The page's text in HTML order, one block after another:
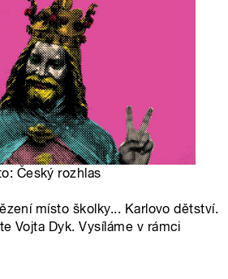
Český rozhlas
místo školky... Karlovo dětství.
Vojta Dyk. Vysíláme v rámci